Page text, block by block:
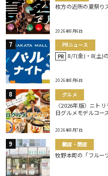
枚方の近所の夏祭り
2026年8月6日
PRニュース
PR 8/7(金)・8(土)
2026年8月6日
グルメ
〈2026年版〉ニト
日グルメモデルコー
2026年8月7日
開店・閉店
牧野本町の「フルー